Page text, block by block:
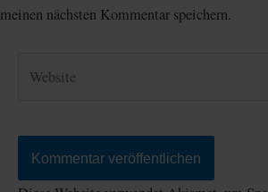
meinen nächsten Kommentar speichern.